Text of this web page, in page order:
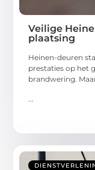
Veilige
plaatsing
Heinen-deuren
prestaties op het
brandwering.